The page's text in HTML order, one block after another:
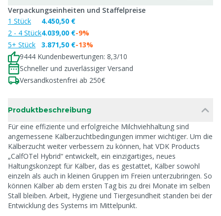
Verpackungseinheiten und Staffelpreise
1 Stück
2 - 4 Stück
5+ Stück
4.450,50 €
4.039,00 €
3.871,50 €
-9%
-13%
9444 Kundenbewertungen: 8,3/10
Schneller und zuverlässiger Versand
Versandkostenfrei ab 250€
Produktbeschreibung
Für eine effiziente und erfolgreiche Milchviehhaltung sind
angemessene Kälberzuchtbedingungen immer wichtiger. Um die
Kälberzucht weiter verbessern zu können, hat VDK Products
„CalfOTel Hybrid“ entwickelt, ein einzigartiges, neues
Haltungskonzept für Kälber, das es gestattet, Kälber sowohl
einzeln als auch in kleinen Gruppen im Freien unterzubringen. So
können Kälber ab dem ersten Tag bis zu drei Monate im selben
Stall bleiben. Arbeit, Hygiene und Tiergesundheit standen bei der
Entwicklung des Systems im Mittelpunkt.